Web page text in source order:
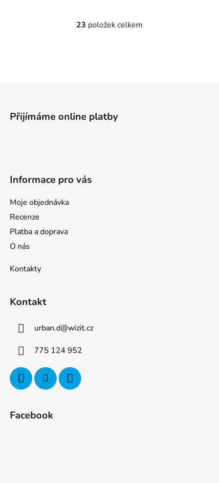
O
p
23 položek celkem
Přijímáme online platby
Informace pro vás
Moje objednávka
Recenze
Platba a doprava
O nás
Kontakty
Kontakt
urban.d@wizit.cz
775 124 952
Facebook